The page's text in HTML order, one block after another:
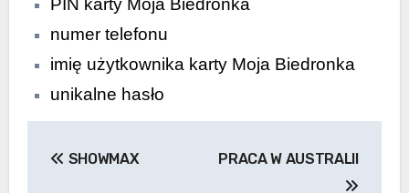
PIN karty Moja Biedronka
numer telefonu
imię użytkownika karty Moja Biedronka
unikalne hasło
SHOWMAX PRACA W AUSTRALII